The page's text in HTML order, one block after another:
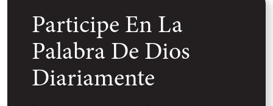
Participe En La
Palabra De Dios
Diariamente